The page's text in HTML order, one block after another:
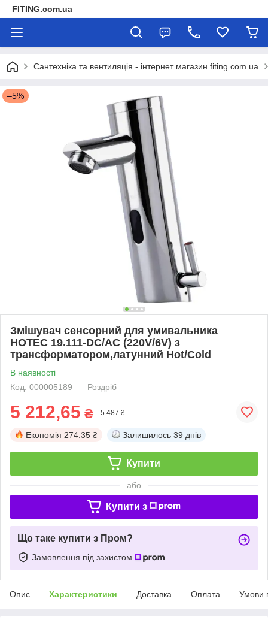
FITING.com.ua
Сантехніка та вентиляція - інтернет магазин fiting.com.ua
–5%
Змішувач сенсорний для умивальника
HOTEC 19.111-DC/AC (220V/6V) з
трансформатором,латунний Hot/Cold
В наявності
Код: 000005189
Роздріб
5 212,65 ₴ 5 487 ₴
Економія 274.35 ₴ Залишилось 39 днів
Купити
або
Купити з
Що таке купити з Пром?
Замовлення під захистом
Опис Характеристики Доставка Оплата Умови